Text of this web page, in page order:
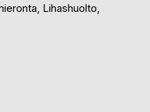
Lihashuolto,